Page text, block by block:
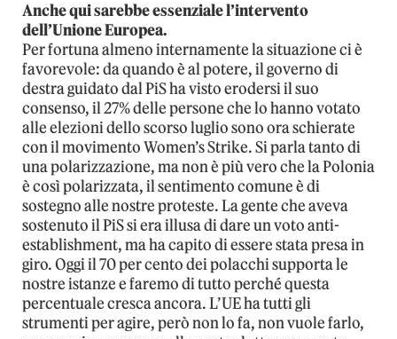
Anche qui sarebbe essenziale l’intervento
dell’Unione Europea.
Per fortuna almeno internamente la situazione ci è
favorevole: da quando è al potere, il governo di
destra guidato dal PiS ha visto erodersi il suo
consenso, il 27% delle persone che lo hanno votato
alle elezioni dello scorso luglio sono ora schierate
con il movimento Women’s Strike. Si parla tanto di
una polarizzazione, ma non è più vero che la Polonia
è così polarizzata, il sentimento comune è di
sostegno alle nostre proteste. La gente che aveva
sostenuto il PiS si era illusa di dare un voto anti-
establishment, ma ha capito di essere stata presa in
giro. Oggi il 70 per cento dei polacchi supporta le
nostre istanze e faremo di tutto perché questa
percentuale cresca ancora. L’UE ha tutti gli
strumenti per agire, però non lo fa, non vuole farlo,